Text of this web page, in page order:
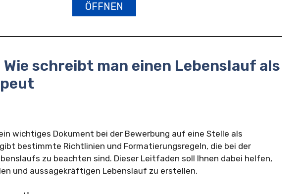
ÖFFNEN
schreibt man einen Lebenslauf als
wichtiges Dokument bei der Bewerbung auf eine Stelle als
bestimmte Richtlinien und Formatierungsregeln, die bei der
zu beachten sind. Dieser Leitfaden soll Ihnen dabei helfen,
und aussagekräftigen Lebenslauf zu erstellen.